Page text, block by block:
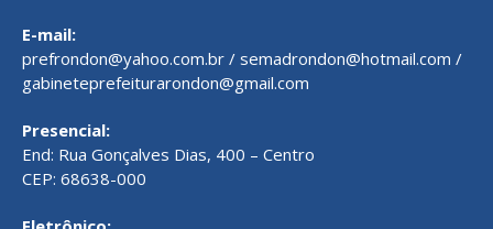
E-mail:
prefrondon@yahoo.com.br / semadrondon@hotmail.com /
gabineteprefeiturarondon@gmail.com
Presencial:
End: Rua Gonçalves Dias, 400 – Centro
CEP: 68638-000